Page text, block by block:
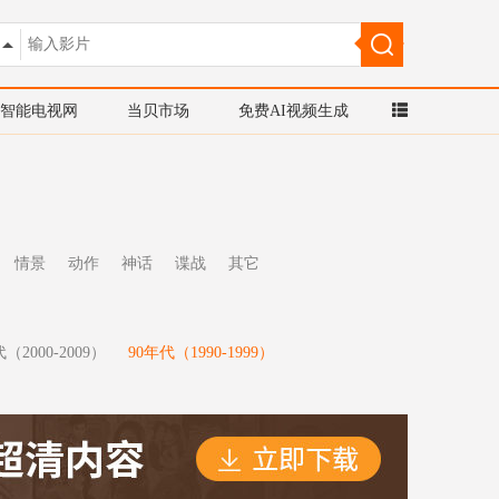
智能电视网 当贝市场 免费AI视频生成
情景 动作 神话 谍战 其它
2000-2009）
90年代（1990-1999）